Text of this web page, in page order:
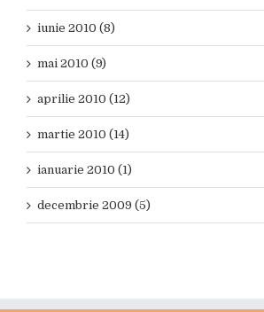
iunie 2010 (8)
mai 2010 (9)
aprilie 2010 (12)
martie 2010 (14)
ianuarie 2010 (1)
decembrie 2009 (5)